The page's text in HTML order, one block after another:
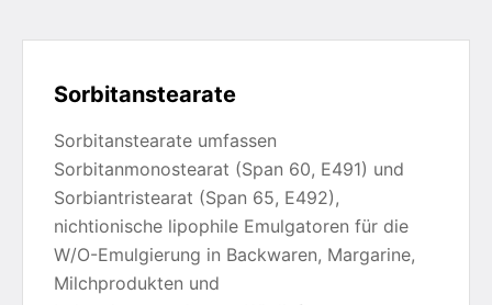
Sorbitanstearate
Sorbitanstearate umfassen
Sorbitanmonostearat (Span 60, E491) und
Sorbiantristearat (Span 65, E492),
nichtionische lipophile Emulgatoren für die
W/O-Emulgierung in Backwaren, Margarine,
Milchprodukten und